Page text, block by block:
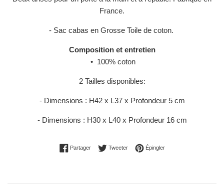
France.
- Sac cabas en Grosse Toile de coton.
Composition et entretien
• 100% coton
2 Tailles disponibles:
- Dimensions : H42 x L37 x Profondeur 5 cm
- Dimensions : H30 x L40 x Profondeur 16 cm
PartagerPartager sur Facebook
TweeterTweeter sur Twitter
ÉpinglerÉpingler sur Pinterest